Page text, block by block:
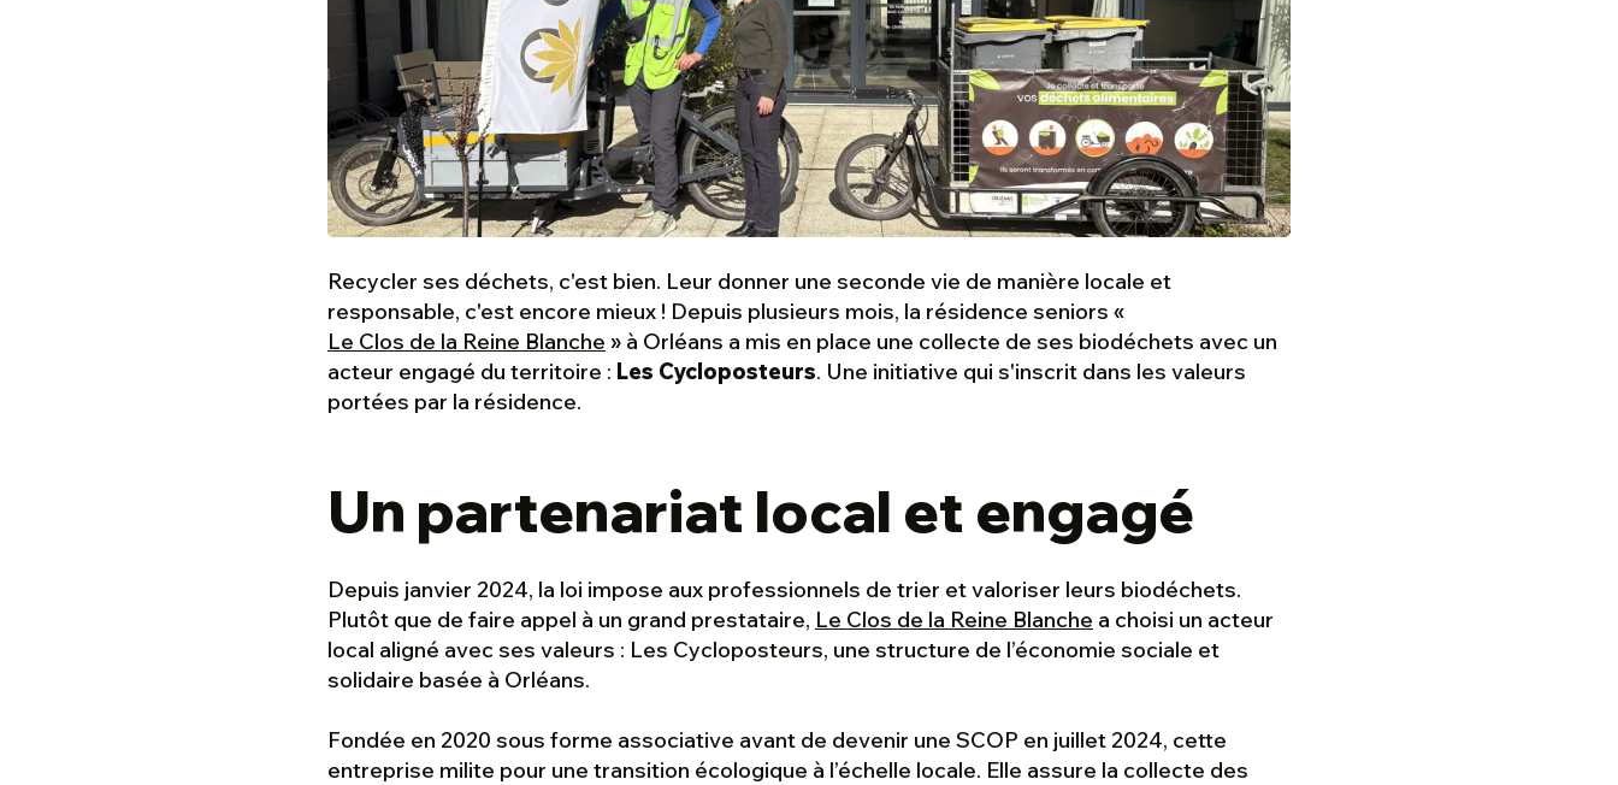
Recycler ses déchets, c'est bien. Leur donner une seconde vie de manière locale et
responsable, c'est encore mieux ! Depuis plusieurs mois, la résidence seniors «
Le Clos de la Reine Blanche » à Orléans a mis en place une collecte de ses biodéchets avec un
acteur engagé du territoire : Les Cycloposteurs. Une initiative qui s'inscrit dans les valeurs
portées par la résidence.
Un partenariat local et engagé
Depuis janvier 2024, la loi impose aux professionnels de trier et valoriser leurs biodéchets.
Plutôt que de faire appel à un grand prestataire, Le Clos de la Reine Blanche a choisi un acteur
local aligné avec ses valeurs : Les Cycloposteurs, une structure de l’économie sociale et
solidaire basée à Orléans.
Fondée en 2020 sous forme associative avant de devenir une SCOP en juillet 2024, cette
entreprise milite pour une transition écologique à l’échelle locale. Elle assure la collecte des